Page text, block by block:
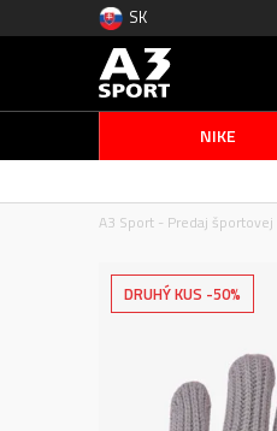
SK
NIKE
A3 Sport - Predaj
DRUHÝ KUS -50%